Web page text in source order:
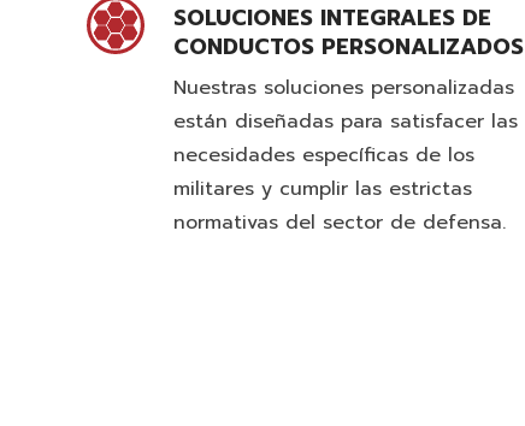
SOLUCIONES INTEGRALES DE
CONDUCTOS PERSONALIZADOS
Nuestras soluciones personalizadas
están diseñadas para satisfacer las
necesidades específicas de los
militares y cumplir las estrictas
normativas del sector de defensa.